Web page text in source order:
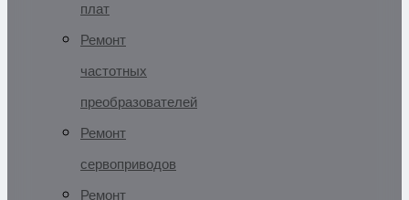
плат
Ремонт
частотных
преобразователей
Ремонт
сервоприводов
Ремонт